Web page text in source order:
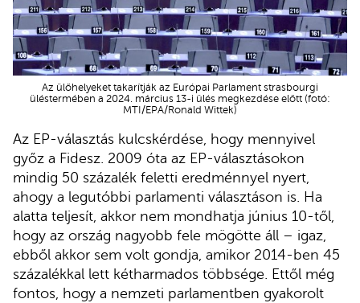
Az ülőhelyeket takarítják az Európai Parlament strasbourgi
üléstermében a 2024. március 13-i ülés megkezdése előtt (fotó:
MTI/EPA/Ronald Wittek)
Az EP-választás kulcskérdése, hogy mennyivel
győz a Fidesz. 2009 óta az EP-választásokon
mindig 50 százalék feletti eredménnyel nyert,
ahogy a legutóbbi parlamenti választáson is. Ha
alatta teljesít, akkor nem mondhatja június 10-től,
hogy az ország nagyobb fele mögötte áll – igaz,
ebből akkor sem volt gondja, amikor 2014-ben 45
százalékkal lett kétharmados többsége. Ettől még
fontos, hogy a nemzeti parlamentben gyakorolt